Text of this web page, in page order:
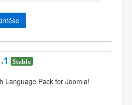
Stable
Language Pack for Joomla!